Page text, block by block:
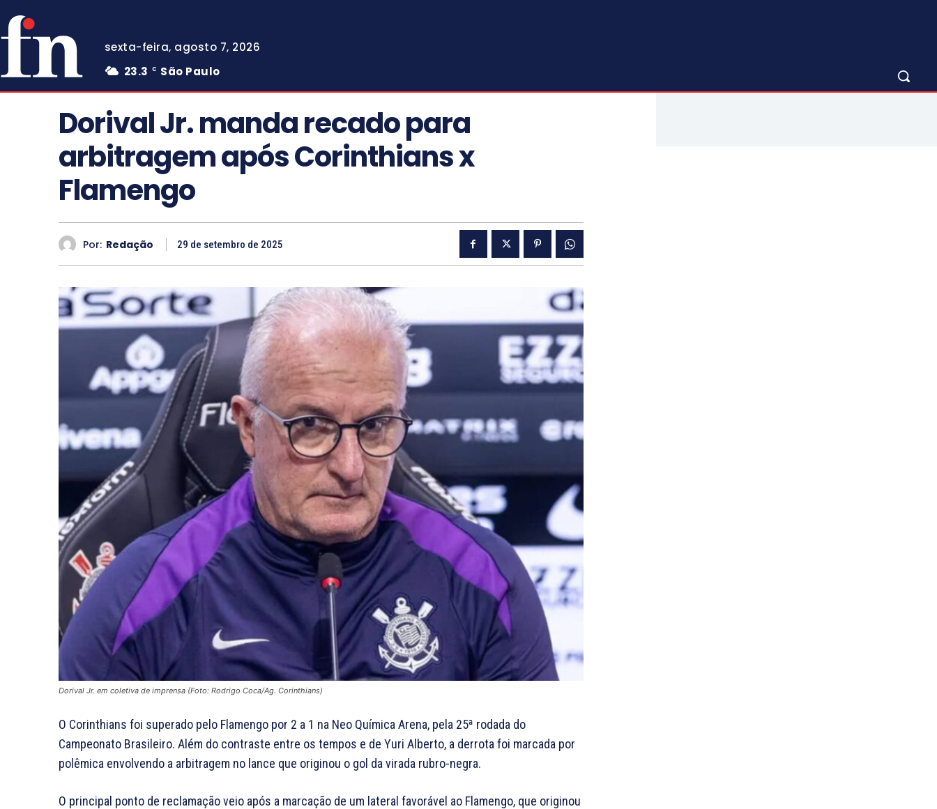
sexta-feira, agosto 7, 2026
23.3
C São Paulo
Dorival Jr. manda recado para
arbitragem após Corinthians x
Flamengo
Por: Redação 29 de setembro de 2025
Dorival Jr. em coletiva de imprensa (Foto: Rodrigo Coca/Ag. Corinthians)
O Corinthians foi superado pelo Flamengo por 2 a 1 na Neo Química Arena, pela 25ª rodada do
Campeonato Brasileiro. Além do contraste entre os tempos e de Yuri Alberto, a derrota foi marcada por
polêmica envolvendo a arbitragem no lance que originou o gol da virada rubro-negra.
O principal ponto de reclamação veio após a marcação de um lateral favorável ao Flamengo, que originou